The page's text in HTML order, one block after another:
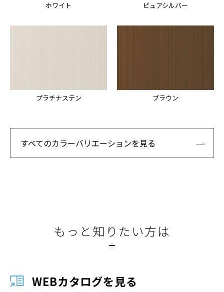
ホワイト ピュアシルバー
プラチナステン ブラウン
すべてのカラーバリエーションを見る
もっと知りたい方は
WEBカタログを見る